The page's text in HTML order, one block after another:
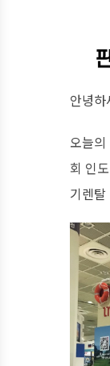
안녕
오늘
회 인
기렌